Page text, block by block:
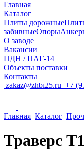
Главная
Каталог
Плиты дорожные
забивныеОпоры
О заводе
Вакансии
ПДН / ПАГ-14
Объекты поставки
Контакты
zakaz@zhbi25.ru +7
Главная Каталог
Траверс Т1